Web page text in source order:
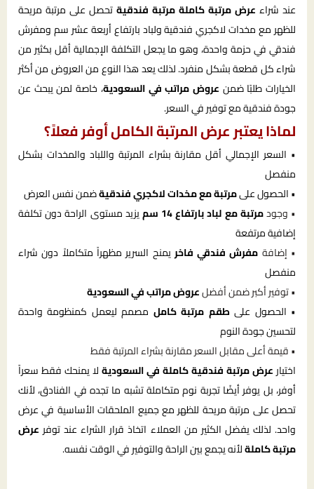
عند شراء عرض مرتبة كاملة مرتبة فندقيةتحصل على مرتبة مريحة
للظهر مع مخدات لاكجري فندقية ولباد بارتفاع أربعة عشر سم ومفرش
فندقي في حزمة واحدة، وهو ما يجعل التكلفة الإجمالية أقل بكثير من
شراء كل قطعة بشكل منفرد. لذلك يعد هذا النوع من العروض من أكثر
الخيارات طلبًا ضمن عروض مراتب في السعودية، خاصة لمن يبحث عن
جودة فندقية مع توفير في السعر.
لماذا يعتبر عرض المرتبة الكامل أوفر فعلاً؟
• السعر الإجمالي أقل مقارنة بشراء المرتبة واللباد والمخدات بشكل
منفصل
• الحصول علىمرتبة مع مخدات لاكجري فندقيةضمن نفس العرض
• وجودمرتبة مع لباد بارتفاع 14 سم
يزيد مستوى الراحة دون تكلفة
إضافية مرتفعة
• إضافة مفرش فندقي فاخريمنح السرير مظهراً متكاملاً دون شراء
منفصل
• توفير أكبر ضمن أفضلعروض مراتب في السعودية
• الحصول على طقم مرتبة كامل مصمم ليعمل كمنظومة واحدة
لتحسين جودة النوم
• قيمة أعلى مقابل السعر مقارنة بشراء المرتبة فقط
اختيار عرض مرتبة فندقية كاملة في السعوديةلا يمنحك فقط سعراً
أوفر، بل يوفر أيضًا تجربة نوم متكاملة تشبه ما تجده في الفنادق، لأنك
تحصل على مرتبة مريحة للظهر مع جميع الملحقات الأساسية في عرض
واحد. لذلك يفضل الكثير من العملاء اتخاذ قرار الشراء عند توفر عرض
مرتبة كاملةلأنه يجمع بين الراحة والتوفير في الوقت نفسه.